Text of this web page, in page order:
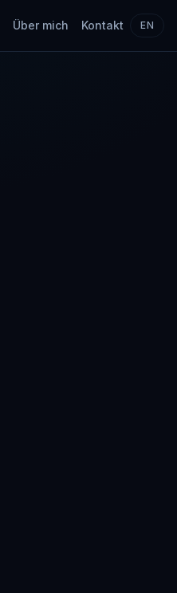
Über mich Kontakt EN